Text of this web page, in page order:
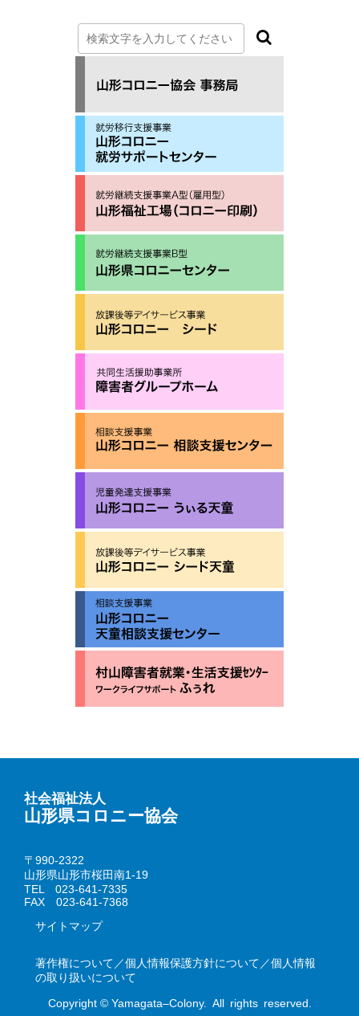
社会福祉法人
山形県コロニー協会
〒990-2322
山形県山形市桜田南1-19
TEL 023-641-7335
FAX 023-641-7368
サイトマップ
著作権について／個人情報保護方針について／個人情報
の取り扱いについて
Copyright © Yamagata–Colony. All rights reserved.